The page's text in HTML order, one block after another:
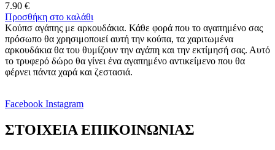
7.90 €
Προσθήκη στο καλάθι
Κούπσ αγάπης με αρκουδάκια. Κάθε φορά που το αγαπημένο σας
πρόσωπο θα χρησιμοποιεί αυτή την κούπα, τα χαριτωμένα
αρκουδάκια θα του θυμίζουν την αγάπη και την εκτίμησή σας. Αυτό
το τρυφερό δώρο θα γίνει ένα αγαπημένο αντικείμενο που θα
φέρνει πάντα χαρά και ζεστασιά.
Facebook Instagram
ΣΤΟΙΧΕΙΑ ΕΠΙΚΟΙΝΩΝΙΑΣ